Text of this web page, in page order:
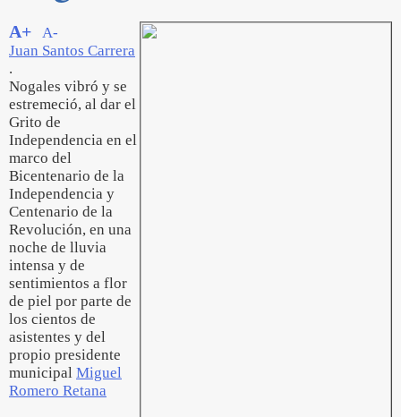
A+
A-
Juan Santos Carrera
.
Nogales vibró y se
estremeció, al dar el
Grito de
Independencia en el
marco del
Bicentenario de la
Independencia y
Centenario de la
Revolución, en una
noche de lluvia
intensa y de
sentimientos a flor
de piel por parte de
los cientos de
asistentes y del
propio presidente
municipal Miguel
Romero Retana